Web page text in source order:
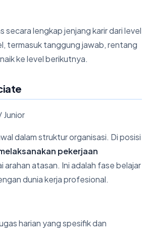
secara lengkap jenjang karir dari level
termasuk tanggung jawab, rentang
ke level berikutnya.
dalam struktur organisasi. Di posisi
pekerjaan
arahan atasan. Ini adalah fase belajar
dunia kerja profesional.
harian yang spesifik dan